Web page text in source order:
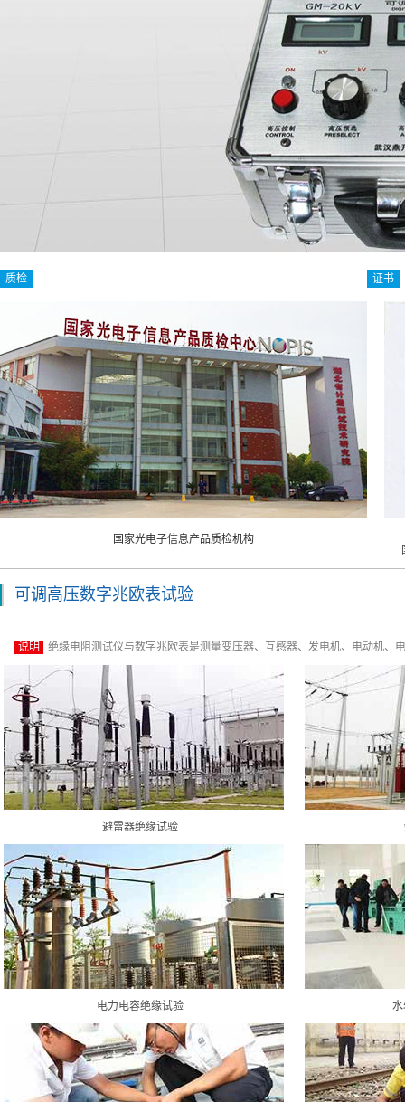
质检
国家光电子信息产品质检机构
证书
可调高压数字兆欧表试验
说明 绝缘电阻测试仪与数字兆欧表是测量变压器、互感器、发电机、电动机
避雷器绝缘试验
电力电容绝缘试验